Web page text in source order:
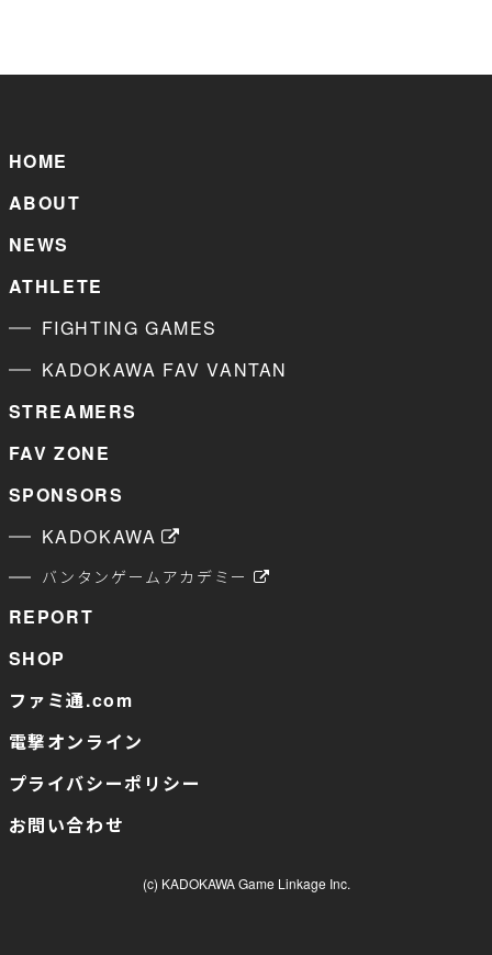
HOME
ABOUT
NEWS
ATHLETE
FIGHTING GAMES
KADOKAWA FAV VANTAN
STREAMERS
FAV ZONE
SPONSORS
KADOKAWA
バンタンゲームアカデミー
REPORT
SHOP
ファミ通.com
電撃オンライン
プライバシーポリシー
お問い合わせ
(c) KADOKAWA Game Linkage Inc.